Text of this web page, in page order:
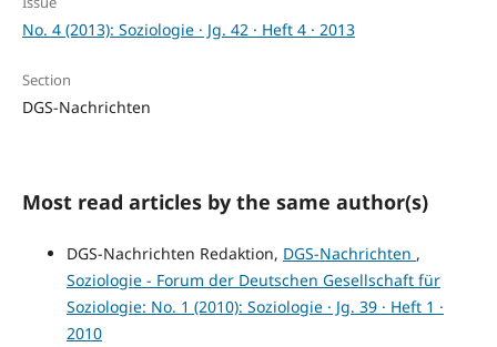
No. 4 (2013): Soziologie · Jg. 42 · Heft 4 · 2013
Section
DGS-Nachrichten
Most read articles by the same author(s)
DGS-Nachrichten Redaktion, DGS-Nachrichten ,
Soziologie - Forum der Deutschen Gesellschaft für
Soziologie: No. 1 (2010): Soziologie · Jg. 39 · Heft 1 ·
2010